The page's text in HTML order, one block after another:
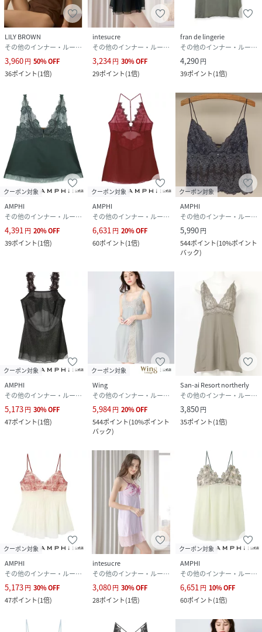
LILY BROWN
その他のインナー・ルームウェア
3,960円 50%OFF
36ポイント(1倍)
intesucre
その他のインナー・ルームウェア
3,234円 30%OFF
29ポイント(1倍)
fran de lingerie
その他のインナー・ルームウェア
4,290円
39ポイント(1倍)
クーポン対象
AMPHI
その他のインナー・ルームウェア
4,391円 20%OFF
39ポイント(1倍)
クーポン対象
AMPHI
その他のインナー・ルームウェア
6,631円 20%OFF
60ポイント(1倍)
クーポン対象
AMPHI
その他のインナー・ルームウェア
5,990円
544ポイント(10%ポイント
バック)
クーポン対象
AMPHI
その他のインナー・ルームウェア
5,173円 30%OFF
47ポイント(1倍)
クーポン対象
Wing
その他のインナー・ルームウェア
5,984円 20%OFF
544ポイント(10%ポイント
バック)
San-ai Resort northerly
その他のインナー・ルームウェア
3,850円
35ポイント(1倍)
クーポン対象
AMPHI
その他のインナー・ルームウェア
5,173円 30%OFF
47ポイント(1倍)
intesucre
その他のインナー・ルームウェア
3,080円 30%OFF
28ポイント(1倍)
クーポン対象
AMPHI
その他のインナー・ルームウェア
6,651円 10%OFF
60ポイント(1倍)